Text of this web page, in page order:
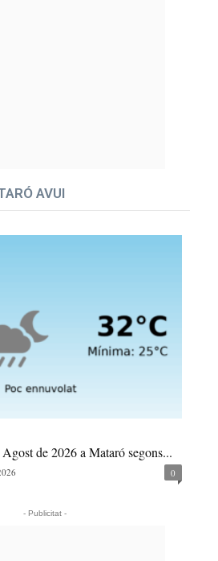
AVUI
de 2026 a Mataró segons...
0
- Publicitat -